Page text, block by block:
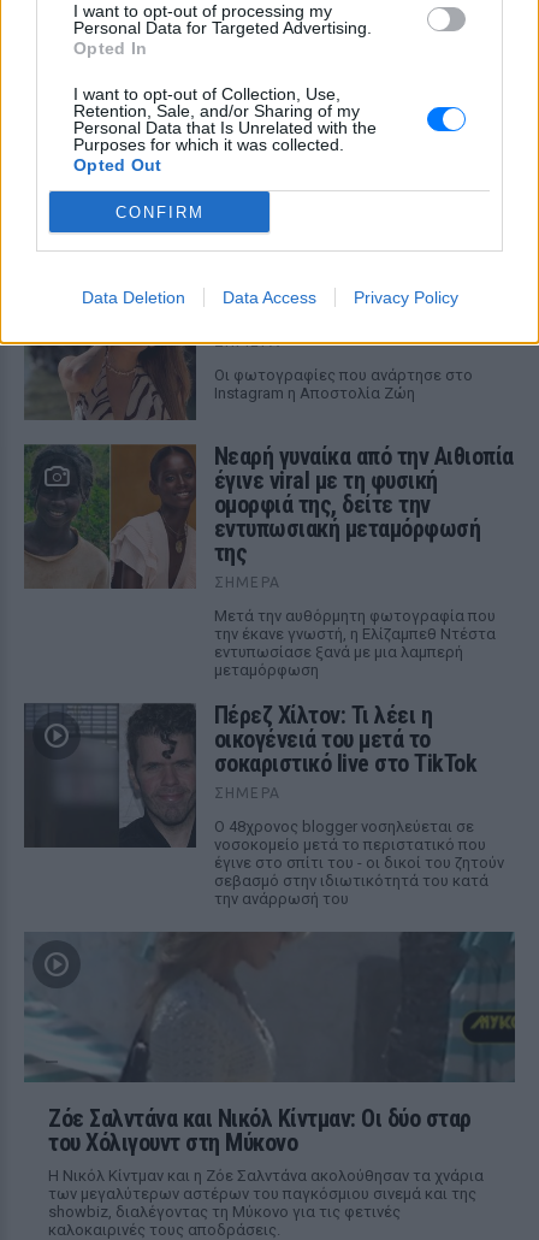
I want to opt-out of processing my
Personal Data for Targeted Advertising.
Opted In
I want to opt-out of Collection, Use,
Retention, Sale, and/or Sharing of my
Personal Data that Is Unrelated with the
Purposes for which it was collected.
Opted Out
CONFIRM
Data Deletion Data Access Privacy Policy
Γιώργος Λιάγκας και Μαρία Αντωνά:
Καλοκαιρινές διακοπές στη Μύκονο με φόντο
το Αιγαίο
Η Αποστολία Ζώη σε παραλία:
«Χαρούμενη, γεμάτη αλμύρα»
ΣΉΜΕΡΑ
Οι φωτογραφίες που ανάρτησε στο
Instagram η Αποστολία Ζώη
Νεαρή γυναίκα από την Αιθιοπία
έγινε viral με τη φυσική
ομορφιά της, δείτε την
εντυπωσιακή μεταμόρφωσή
της
ΣΉΜΕΡΑ
Μετά την αυθόρμητη φωτογραφία που
την έκανε γνωστή, η Ελίζαμπεθ Ντέστα
εντυπωσίασε ξανά με μια λαμπερή
μεταμόρφωση
Πέρεζ Χίλτον: Τι λέει η
οικογένειά του μετά το
σοκαριστικό live στο TikTok
ΣΉΜΕΡΑ
Ο 48χρονος blogger νοσηλεύεται σε
νοσοκομείο μετά το περιστατικό που
έγινε στο σπίτι του - οι δικοί του ζητούν
σεβασμό στην ιδιωτικότητά του κατά
την ανάρρωσή του
Ζόε Σαλντάνα και Νικόλ Κίντμαν: Οι δύο σταρ
του Χόλιγουντ στη Μύκονο
Η Νικόλ Κίντμαν και η Ζόε Σαλντάνα ακολούθησαν τα χνάρια
των μεγαλύτερων αστέρων του παγκόσμιου σινεμά και της
showbiz, διαλέγοντας τη Μύκονο για τις φετινές
καλοκαιρινές τους αποδράσεις.